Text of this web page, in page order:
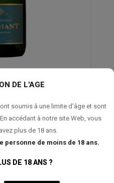
DE L'AGE
soumis à une limite d'âge et sont
accédant à notre site Web, vous
plus de 18 ans.
personne de moins de 18 ans.
DE 18 ANS ?
€
de 48% de Chardonnay, 10% du
la maison Colmant offrant une